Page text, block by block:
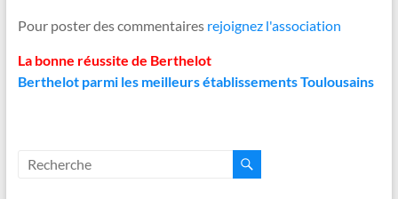
Pour poster des commentaires rejoignez l'association
La bonne réussite de Berthelot
Berthelot parmi les meilleurs établissements Toulousains